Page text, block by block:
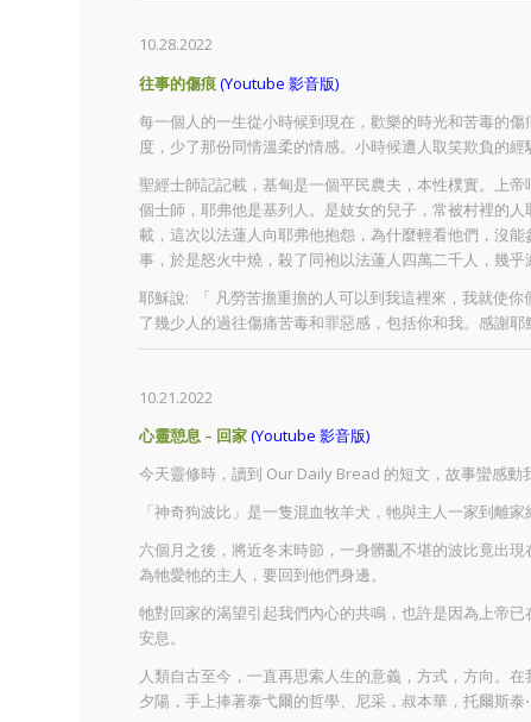
10.28.2022
往事的傷痕(Youtube 影音版)
每一個人的一生從小時候到現在，歡樂的時光和苦毒的
度，少了那份同情溫柔的情感。小時候遭人取笑欺負的經
聖經士師記記載，基甸是一個平民農夫，本性樸實。上
個士師，耶弗他是基列人。是妓女的兒子，常被村裡的
載，這次以法蓮人向耶弗他抱怨，為什麼輕看他們，沒
事，於是怒火中燒，殺了同袍以法蓮人四萬二千人，幾乎
耶穌說: 「 凡勞苦擔重擔的人可以到我這裡來，我就使
了幾少人的過往傷痛苦毒和罪惡感，包括你和我。感謝耶
10.21.2022
心靈憩息 – 回家(Youtube 影音版)
今天靈修時，讀到 Our Daily Bread 的短文，故事蠻感動
「神奇狗波比」是一隻混血牧羊犬，牠與主人一家到離
六個月之後，將近冬末時節，一身髒亂不堪的波比竟出
為牠愛牠的主人，要回到他們身邊。
牠對回家的渴望引起我們內心的共鳴，也許是因為上帝
安息。
人類自古至今，一直再思索人生的意義，方式，方向。
夕陽，手上捧著泰弋爾的哲學、尼采，叔本華，托爾斯